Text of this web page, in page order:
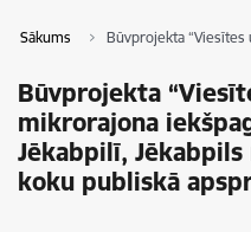
Sākums Būvprojekta “Viesītes
Būvprojekta
mikrorajona
Jēkabpilī,
koku publiskā